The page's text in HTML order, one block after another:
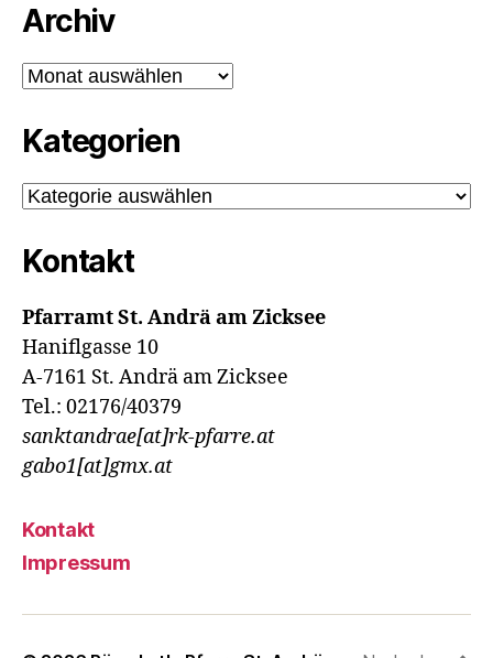
Archiv
Archiv
Kategorien
Kategorien
Kontakt
Pfarramt St. Andrä am Zicksee
Haniflgasse 10
A-7161 St. Andrä am Zicksee
Tel.: 02176/40379
sanktandrae[at]rk-pfarre.at
gabo1[at]gmx.at
Kontakt
Impressum